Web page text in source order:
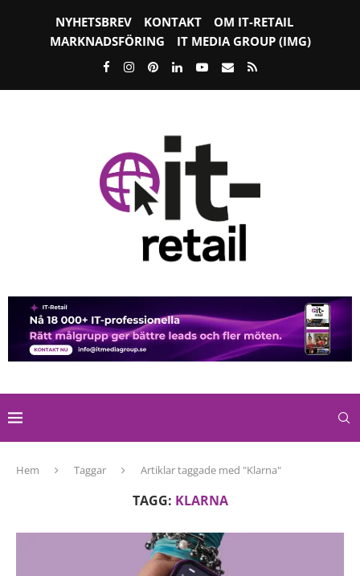
NYHETSBREV KONTAKT
OM IT-RETAIL
MARKNADSFÖRING
IT MEDIA GROUP (IMG)
Hem Taggar Artiklar taggade med "Klarna"
TAGG: KLARNA